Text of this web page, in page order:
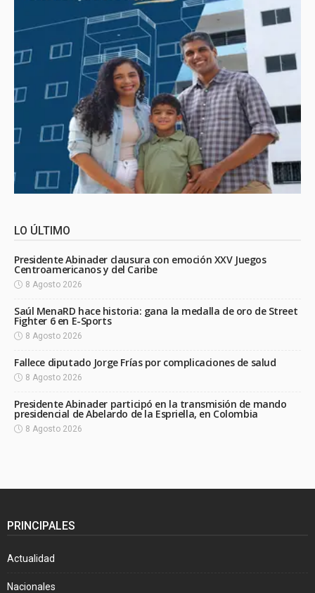
LO ÚLTIMO
Presidente Abinader clausura con emoción XXV Juegos
Centroamericanos y del Caribe
8 Agosto 2026
Saúl MenaRD hace historia: gana la medalla de oro de Street
Fighter 6 en E-Sports
8 Agosto 2026
Fallece diputado Jorge Frías por complicaciones de salud
8 Agosto 2026
Presidente Abinader participó en la transmisión de mando
presidencial de Abelardo de la Espriella, en Colombia
8 Agosto 2026
PRINCIPALES
Actualidad
Nacionales